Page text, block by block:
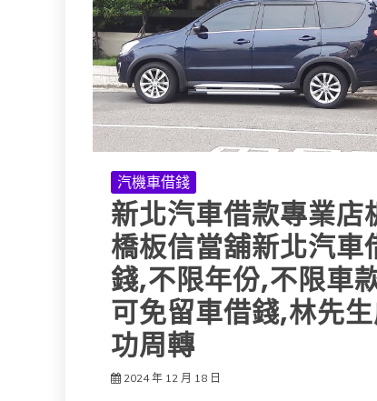
汽機車借錢
新北汽車借款專業店
橋板信當舖新北汽車
錢,不限年份,不限車
可免留車借錢,林先
功周轉
2024 年 12 月 18 日